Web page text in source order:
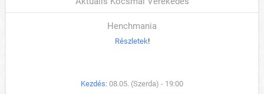
Henchmania
Részletek!
Kezdés: 08.05. (Szerda) - 19:00